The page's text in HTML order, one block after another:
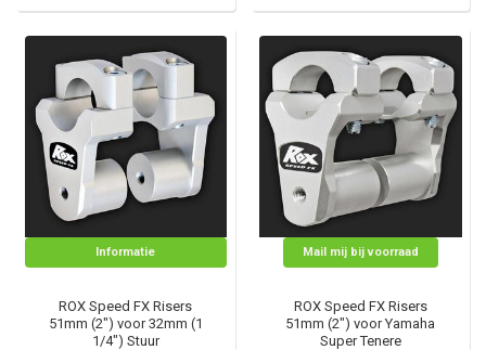
Informatie
ROX Speed FX Risers
51mm (2") voor 32mm (1
1/4") Stuur
Mail mij bij voorraad
ROX Speed FX Risers
51mm (2") voor Yamaha
Super Tenere